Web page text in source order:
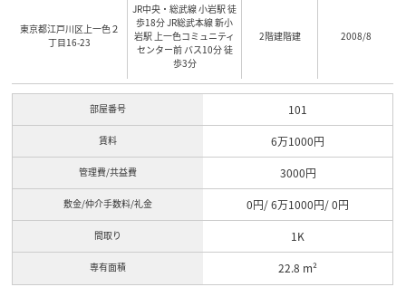
東京都江戸川区上一色２
丁目16-23
JR中央・総武線 小岩駅 徒
歩18分 JR総武本線 新小
岩駅 上一色コミュニティ
センター前 バス10分 徒
歩3分
2階建階建 2008/8
部屋番号
賃料
管理費/共益費
敷金/仲介手数料/礼金
間取り
専有面積
101
6万1000円
3000円
0円/ 6万1000円/ 0円
1K
22.8 m²